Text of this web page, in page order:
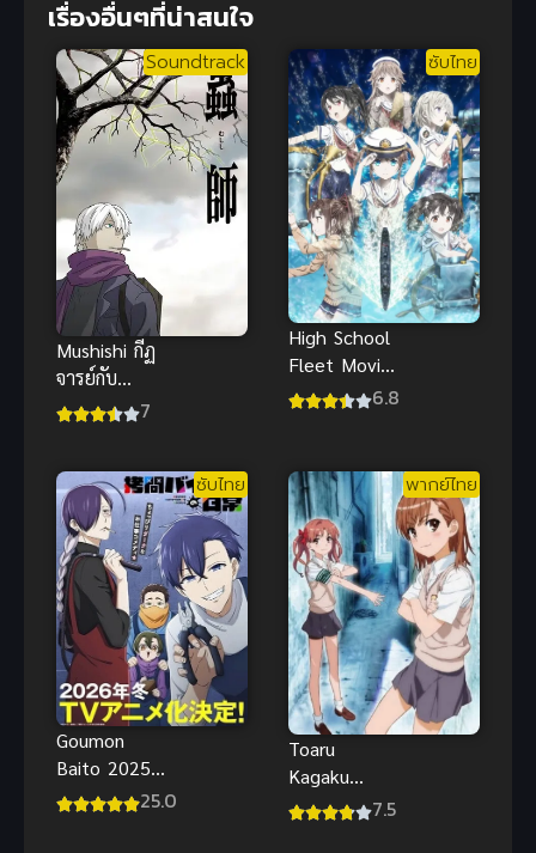
เรื่องอื่นๆที่น่าสนใจ
Soundtrack
Mushishi กีฏ
จารย์กับ
อาถรรพ์แมลง
7
ซับไทย
High School
Fleet Movie
ซับไทย
6.8
ซับไทย
Goumon
Baito 2025
ซับไทย
25.0
พากย์ไทย
Toaru
Kagaku
Railgun
7.5